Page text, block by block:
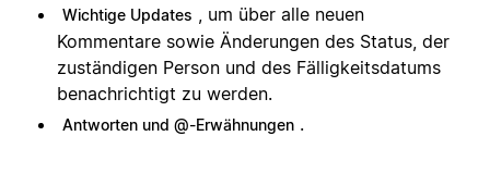
Wichtige Updates , um über alle neuen
Kommentare sowie Änderungen des Status, der
zuständigen Person und des Fälligkeitsdatums
benachrichtigt zu werden.
Antworten und @-Erwähnungen .